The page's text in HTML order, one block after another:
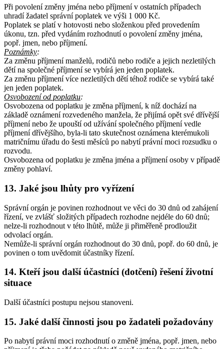
Při povolení změny jména nebo příjmení v ostatních případech
uhradí žadatel správní poplatek ve výši 1 000 Kč.
Poplatek se platí v hotovosti nebo složenkou před provedením
úkonu, tzn. před vydáním rozhodnutí o povolení změny jména,
popř. jmen, nebo příjmení.
Poznámky:
Za změnu příjmení manželů, rodičů nebo rodiče a jejich nezletilých
dětí na společné příjmení se vybírá jen jeden poplatek.
Za změnu příjmení více nezletilých dětí téhož rodiče se vybírá také
jen jeden poplatek.
Osvobození od poplatku:
Osvobozena od poplatku je změna příjmení, k níž dochází na
základě oznámení rozvedeného manžela, že přijímá opět své dřívější
příjmení nebo že upouští od užívání společného příjmení vedle
příjmení dřívějšího, byla-li tato skutečnost oznámena kterémukoli
matričnímu úřadu do šesti měsíců po nabytí právní moci rozsudku o
rozvodu.
Osvobozena od poplatku je změna jména a příjmení osoby v případě
změny pohlaví.
13. Jaké jsou lhůty pro vyřízení
Správní orgán je povinen rozhodnout ve věci do 30 dnů od zahájení
řízení, ve zvlášť složitých případech rozhodne nejdéle do 60 dnů;
nelze-li rozhodnout v této lhůtě, může ji přiměřeně prodloužit
odvolací orgán.
Nemůže-li správní orgán rozhodnout do 30 dnů, popř. do 60 dnů, je
povinen o tom uvědomit účastníky řízení.
14. Kteří jsou další účastníci (dotčení) řešení životní
situace
Další účastníci postupu nejsou stanoveni.
15. Jaké další činnosti jsou po žadateli požadovány
Po nabytí právní moci rozhodnutí o změně jména, popř. jmen, nebo